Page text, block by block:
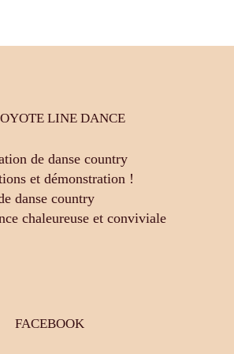
LINE DANCE
de danse country
et démonstration !
danse country
chaleureuse et conviviale
FACEBOOK